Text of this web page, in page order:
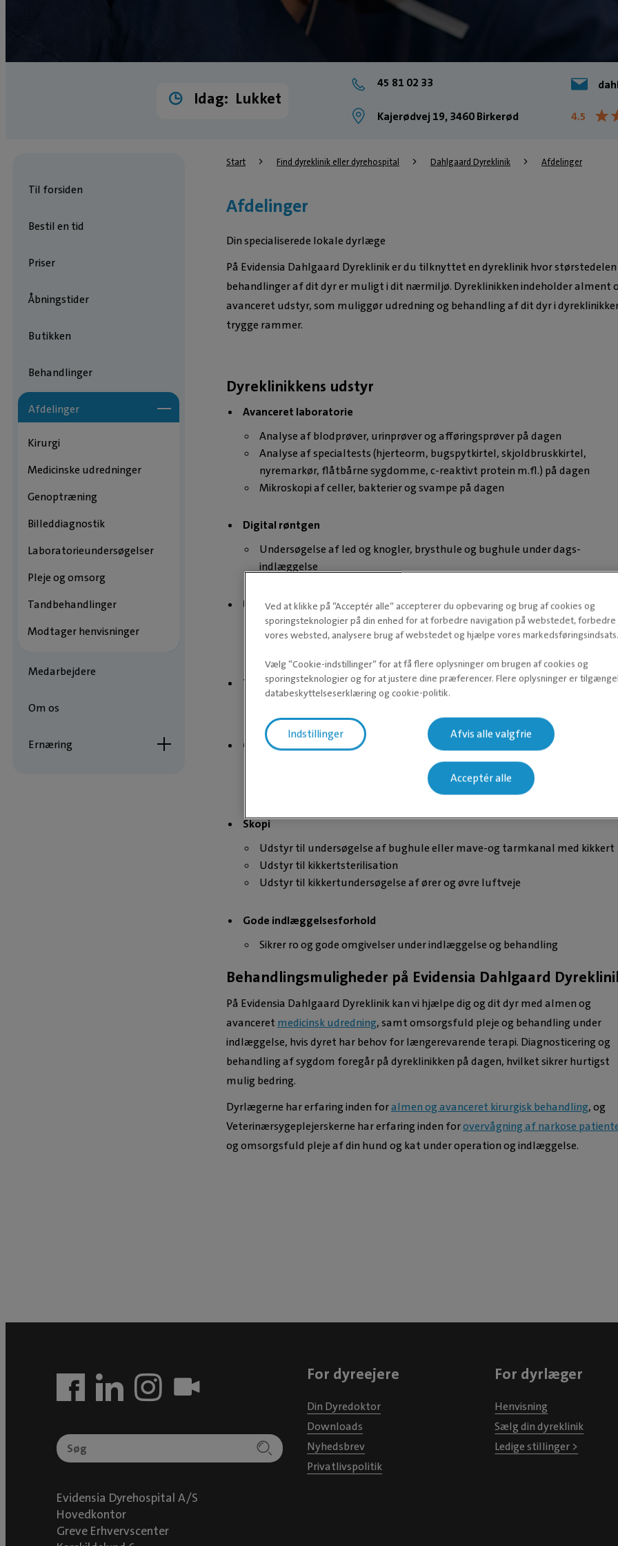
Idag: Lukket
45 81 02 33
Kajerødvej 19, 3460 Birkerød 4.5 ★
★
Start Find dyreklinik eller dyrehospital Dahlgaard Dyreklinik Afdelinger
Til forsiden
Bestil en tid
Priser
Åbningstider
Butikken
Behandlinger
Afdelinger
Kirurgi
Medicinske udredninger
Genoptræning
Billeddiagnostik
Laboratorieundersøgelser
Pleje og omsorg
Tandbehandlinger
Modtager henvisninger
Medarbejdere
Om os
Ernæring
Afdelinger
Din specialiserede lokale dyrlæge
På Evidensia Dahlgaard Dyreklinik er du tilknyttet en dyreklinik hvor
behandlinger af dit dyr er muligt i dit nærmiljø. Dyreklinikken indeholder alment
avanceret udstyr, som muliggør udredning og behandling af dit dyr i
trygge rammer.
Dyreklinikkens udstyr
Avanceret laboratorie
Analyse af blodprøver, urinprøver og afføringsprøver på dagen
Analyse af specialtests (hjerteorm, bugspytkirtel, skjoldbruskkirtel,
nyremarkør, flåtbårne sygdomme, c-reaktivt protein m.fl.) på dagen
Mikroskopi af celler, bakterier og svampe på dagen
Digital røntgen
Undersøgelse af led og knogler, brysthule og bughule under dags-
indlæggelse
Ultralydsscanning
Undersøgelse af bughule og specifikke organer under indlæggelse, samt
drægtighedsscanning
Tandrøntgen og tandudstyr
Operationsstue
Avanceret narkose udstyr til sikker monitorering af dit dyr under bedøvelse
Udstyr til almen og avanceret kirurgi
Skopi
Udstyr til undersøgelse af bughule eller mave-og tarmkanal med kikkert
Udstyr til kikkertsterilisation
Udstyr til kikkertundersøgelse af ører og øvre luftveje
Gode indlæggelsesforhold
Sikrer ro og gode omgivelser under indlæggelse og behandling
Behandlingsmuligheder på Evidensia Dahlgaard
På Evidensia Dahlgaard Dyreklinik kan vi hjælpe dig og dit dyr med almen og
avanceret medicinsk udredning, samt omsorgsfuld pleje og behandling under
indlæggelse, hvis dyret har behov for længerevarende terapi. Diagnosticering og
behandling af sygdom foregår på dyreklinikken på dagen, hvilket sikrer hurtigst
mulig bedring.
Dyrlægerne har erfaring inden foralmen og avanceret kirurgisk behandling, og
Veterinærsygeplejerskerne har erfaring inden forovervågning af narkose
og omsorgsfuld pleje af din hund og kat under operation og indlæggelse.
Leonora arbejder
på Evidensia
smådyrspraksis.
tandpatienter,
desuden særlig
hud- og
Karlslunde
Erfaring: Leonora
arbejdet seks år
medicinske lidelser
kat. Har deltaget i
for
kroniske mave-/
Bente Larsen ★
★
behandling af vores lille hund ,der
havde revet korsbåndet
var hunden opereret ,det
Evidensia Dyrehospital A/S
Hovedkontor
Greve Erhvervscenter
For dyreejere
Din Dyredoktor
Downloads
Nyhedsbrev
Privatlivspolitik
For dyrlæger
Henvisning
Sælg din dyreklinik
Ledige stillinger >
Ved at klikke på “Acceptér alle” accepterer du opbevaring og brug af cookies og
sporingsteknologier på din enhed for at forbedre navigation på webstedet,
vores websted, analysere brug af webstedet og hjælpe vores markedsføringsindsats.
Vælg “Cookie-indstillinger” for at få flere oplysninger om brugen af cookies og
sporingsteknologier og for at justere dine præferencer. Flere oplysninger er
databeskyttelseserklæring og cookie-politik.
Indstillinger Afvis alle valgfrie
Acceptér alle